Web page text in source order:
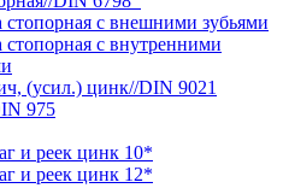
с внешними зубьями
с внутренними
(усил.) цинк//DIN 9021
975
и реек цинк 10*
и реек цинк 12*